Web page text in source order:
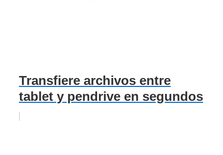
Transfiere archivos entre
tablet y pendrive en segundos